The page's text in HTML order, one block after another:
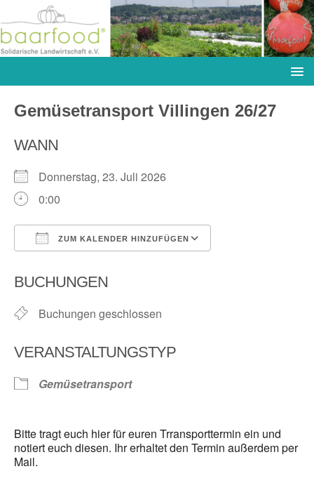
Gemüsetransport Villingen 26/27
WANN
Donnerstag, 23. Juli 2026
0:00
ZUM KALENDER HINZUFÜGEN
BUCHUNGEN
Buchungen geschlossen
VERANSTALTUNGSTYP
Gemüsetransport
Bitte tragt euch hier für euren Trransporttermin ein und
notiert euch diesen. Ihr erhaltet den Termin außerdem per
Mail.